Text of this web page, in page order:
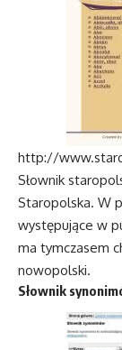
http://
Słownik
Staropolska. W
występujące w
ma tymczasem
nowopolski.
Słownik